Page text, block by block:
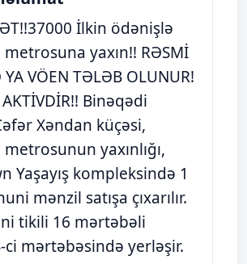
İlkin ödənişlə
yaxın!! RƏSMİ
VÖEN TƏLƏB OLUNUR!
Binəqədi
Xəndan küçəsi,
yaxınlığı,
Yaşayış kompleksində 1
mənzil satışa çıxarılır.
tikili 16 mərtəbəli
ci mərtəbəsində yerləşir.